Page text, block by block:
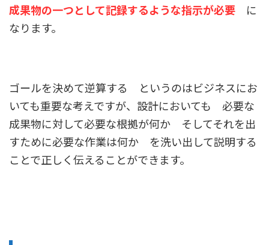
成果物の一つとして記録するような指示が必要 に
なります。
ゴールを決めて逆算する というのはビジネスにお
いても重要な考えですが、設計においても 必要な
成果物に対して必要な根拠が何か そしてそれを出
すために必要な作業は何か を洗い出して説明する
ことで正しく伝えることができます。